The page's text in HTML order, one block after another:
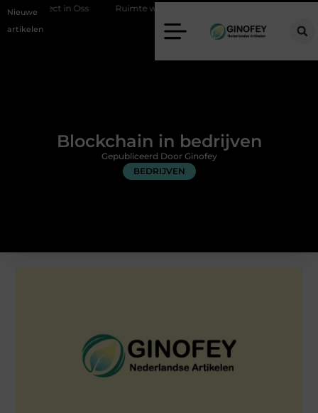
Nieuwe
artikelen
in Oss Ruimte winnen in de slaapkamer met een boxspring met
Blockchain in bedrijven
BEDRIJVEN
Gepubliceerd Door Ginofey